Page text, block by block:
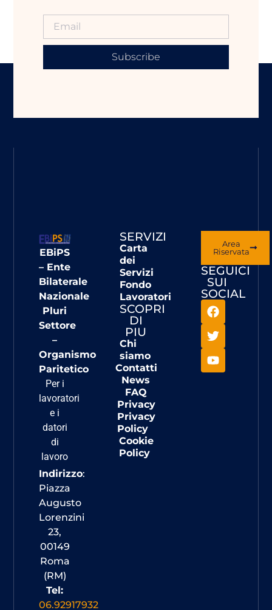
Subscribe
EBiPS
– Ente
Bilaterale
Nazionale
Pluri
Settore
–
Organismo
Paritetico
Per i
lavoratori
e i
datori
di
lavoro
Indirizzo:
Piazza
Augusto
Lorenzini
23,
00149
Roma
(RM)
Tel:
06.92917932
SERVIZI
Carta
dei
Servizi
Fondo
Lavoratori
SCOPRI
DI
PIU
Chi
siamo
Contatti
News
FAQ
Privacy
Privacy
Policy
Cookie
Policy
Area
Riservata
SEGUICI
SUI
SOCIAL